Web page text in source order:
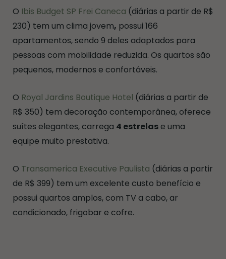
O Ibis Budget SP Frei Caneca (diárias a partir de R$
230) tem um clima jovem, possui 166
apartamentos, sendo 9 deles adaptados para
pessoas com mobilidade reduzida. Os quartos são
pequenos, modernos e confortáveis.
O Royal Jardins Boutique Hotel (diárias a partir de
R$ 350) tem decoração contemporânea, oferece
suítes elegantes, carrega 4 estrelase uma
equipe muito prestativa.
O Transamerica Executive Paulista (diárias a partir
de R$ 399) tem um excelente custo benefício e
possui quartos amplos, com TV a cabo, ar
condicionado, frigobar e cofre.